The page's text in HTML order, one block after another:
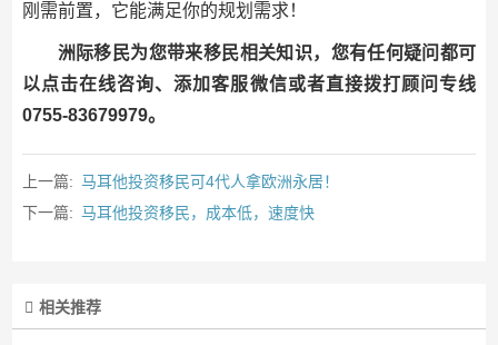
刚需前置，它能满足你的规划需求！
洲际移民为您带来移民相关知识，您有任何疑问都可
以点击在线咨询、添加客服微信或者直接拨打顾问专线
0755-83679979。
上一篇: 马耳他投资移民可4代人拿欧洲永居！
下一篇: 马耳他投资移民，成本低，速度快
相关推荐